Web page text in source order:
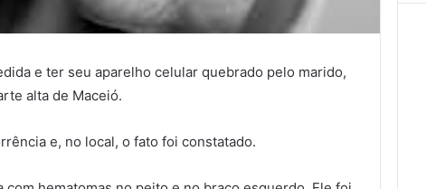
e ter seu aparelho celular quebrado pelo marido,
alta de Maceió.
e, no local, o fato foi constatado.